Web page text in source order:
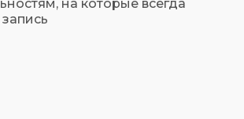
на которые всегда